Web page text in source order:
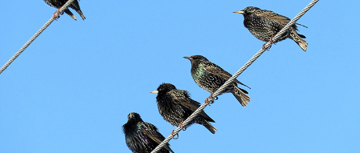
— Может пробить заряд на человека. Нужно вести
себя очень осторожно, будто увидели дикого
зверя, затаиться, — добавил академик.
Одним из запоминающихся событий того периода
для Макеева стал футбольный матч между
киевским «Динамо» и мадридским «Атлетико»,
который состоялся 3 мая в Киеве. Полк Макеева жил
в палатках в лесу около Варовичей, в 12 километрах
от Припяти. А солдатам очень хотелось увидеть
трансляцию матча. Макеев поехал к секретарю
партийной организации колхоза и попросил
одолжить телевизор.